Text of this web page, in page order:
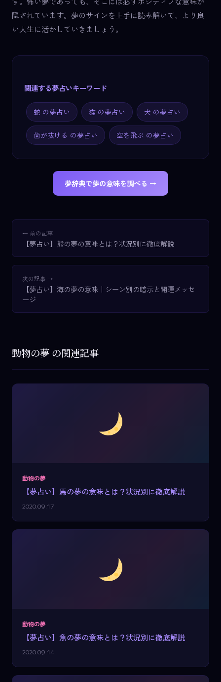
隠されています。夢のサインを上手に読み解いて、より良
い人生に活かしていきましょう。
関連する夢占いキーワード
蛇 の夢占い 猫 の夢占い 犬 の夢占い
歯が抜ける の夢占い 空を飛ぶ の夢占い
夢辞典で夢の意味を調べる →
← 前の記事
【夢占い】熊の夢の意味とは？状況別に徹底解説
次の記事 →
【夢占い】海の夢の意味｜シーン別の暗示と開運メッセ
ージ
動物の夢 の関連記事
動物の夢
【夢占い】馬の夢の意味とは？状況別に徹底解説
2020.09.17
動物の夢
【夢占い】魚の夢の意味とは？状況別に徹底解説
2020.09.14